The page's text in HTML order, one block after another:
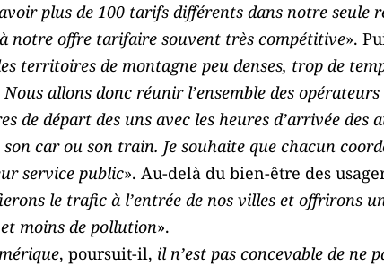
plus de 100 tarifs différents dans notre seule
notre offre tarifaire souvent très compétitive».
territoires de montagne peu denses, trop de
allons donc réunir l’ensemble des
de départ des uns avec les heures d’arrivée des
car ou son train. Je souhaite que chacun
service public». Au-delà du bien-être des
le trafic à l’entrée de nos villes et offrirons
moins de pollution».
, poursuit-il, il n’est pas concevable de ne